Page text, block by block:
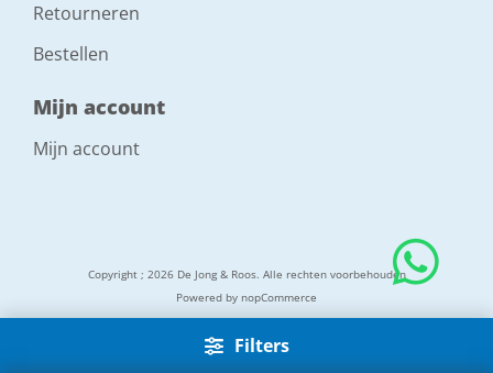
Filters
Retourneren
Bestellen
Mijn account
Mijn account
Copyright ; 2026 De Jong & Roos. Alle rechten voorbehouden
Powered by nopCommerce